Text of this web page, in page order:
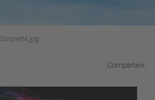
Colored4.jpg
Comparteix: